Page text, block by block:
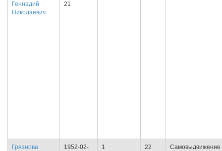
Геннадий
Николаевич
21
Грязнова
1952-02-
1 22 Самовыдвижение